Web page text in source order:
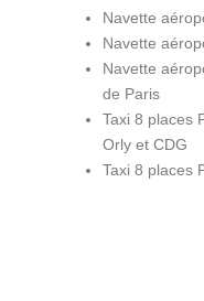
Navette
Navette
Navette
de Paris
Taxi 8 places
Orly et CDG
Taxi 8 places